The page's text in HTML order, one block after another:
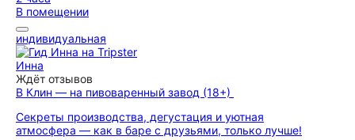
В помещении
индивидуальная
Инна
Ждёт отзывов
В Клин — на пивоваренный завод (18+)
Секреты производства, дегустация и уютная
атмосфера — как в баре с друзьями, только лучше!